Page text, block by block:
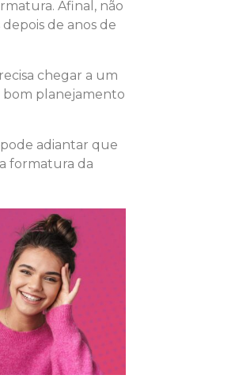
Afinal, não
de anos de
chegar a um
bom planejamento
pode adiantar que
formatura da